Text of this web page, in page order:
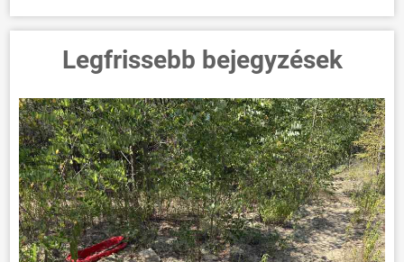
Legfrissebb bejegyzések